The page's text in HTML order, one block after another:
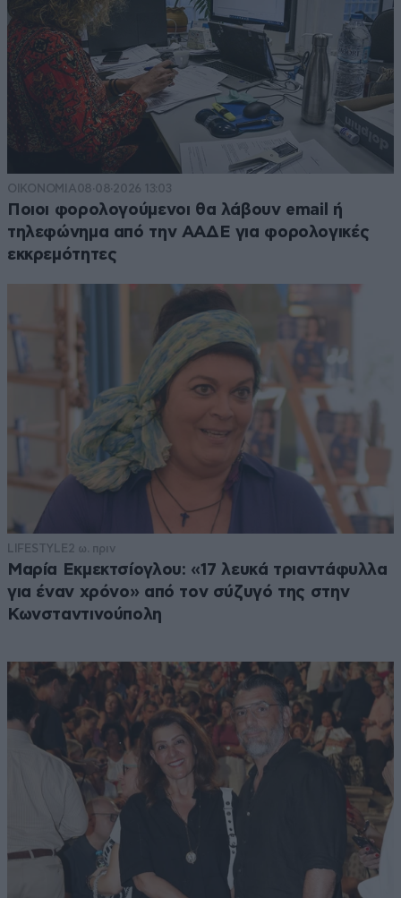
ΟΙΚΟΝΟΜΙΑ08·08·2026 13:03
Ποιοι φορολογούμενοι θα λάβουν email ή
τηλεφώνημα από την ΑΑΔΕ για φορολογικές
εκκρεμότητες
LIFESTYLE2 ω. πριν
Μαρία Εκμεκτσίογλου: «17 λευκά τριαντάφυλλα
για έναν χρόνο» από τον σύζυγό της στην
Κωνσταντινούπολη